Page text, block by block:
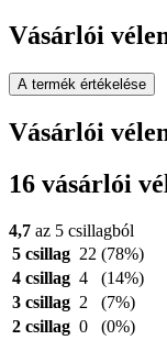
Vásárlói
A termék értékelése
Vásárlói
16 vásárlói
4,7 az 5 csillagból
5 csillag 22 (78%)
4 csillag 4
(14%)
3 csillag 2
(7%)
2 csillag 0
(0%)